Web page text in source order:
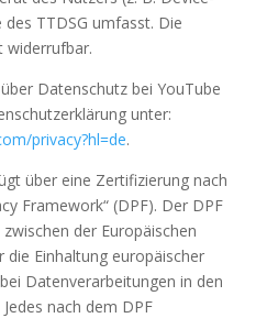
TTDSG umfasst. Die
widerrufbar.
Datenschutz bei YouTube
unter:
privacy?hl=de.
über eine Zertifizierung nach
Framework“ (DPF). Der DPF
der Europäischen
die Einhaltung europäischer
Datenverarbeitungen in den
nach dem DPF